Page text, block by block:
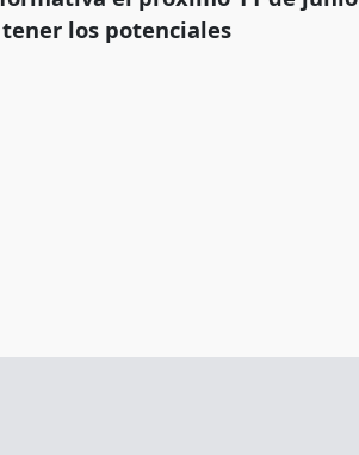
los potenciales